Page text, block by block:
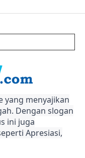
yang menyajikan
Dengan slogan
ini juga
Apresiasi,